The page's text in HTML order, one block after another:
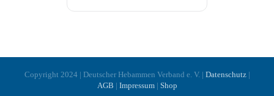
Copyright 2024 | Deutscher Hebammen Verband e. V. | Datenschutz|
AGB | Impressum| Shop